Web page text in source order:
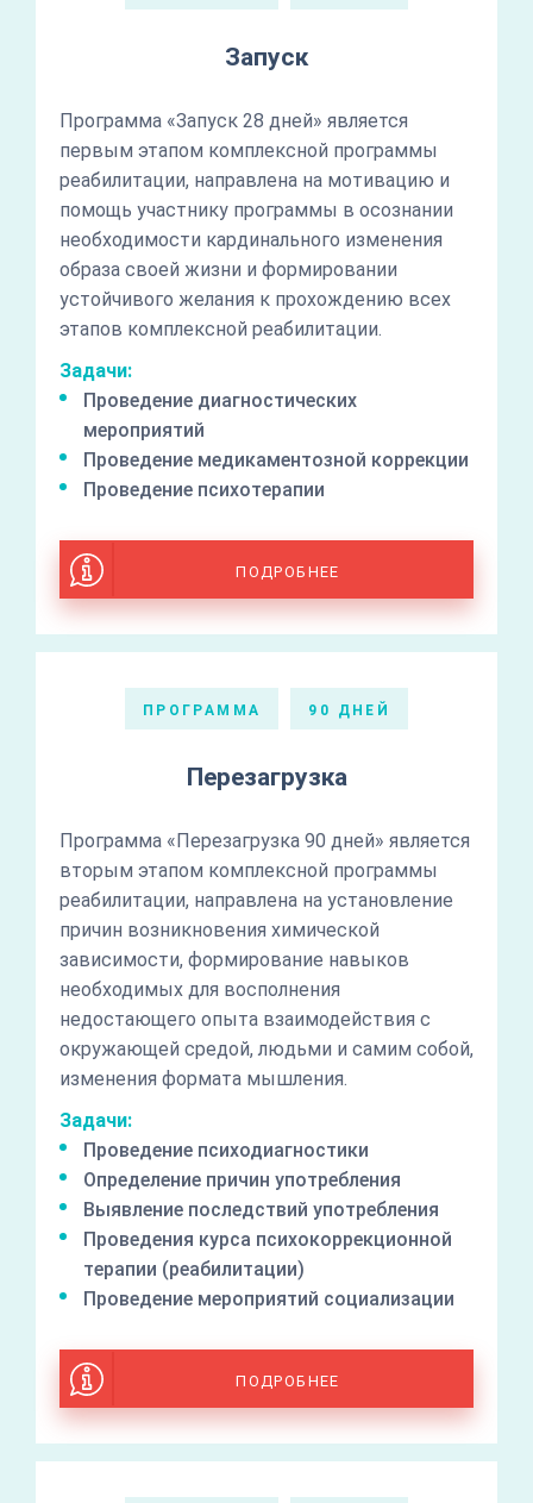
Запуск
Программа «Запуск 28 дней» является
первым этапом комплексной программы
реабилитации, направлена на мотивацию и
помощь участнику программы в осознании
необходимости кардинального изменения
образа своей жизни и формировании
устойчивого желания к прохождению всех
этапов комплексной реабилитации.
Задачи:
Проведение диагностических
мероприятий
Проведение медикаментозной коррекции
Проведение психотерапии
ПОДРОБНЕЕ
ПРОГРАММА 90 ДНЕЙ
Перезагрузка
Программа «Перезагрузка 90 дней» является
вторым этапом комплексной программы
реабилитации, направлена на установление
причин возникновения химической
зависимости, формирование навыков
необходимых для восполнения
недостающего опыта взаимодействия с
окружающей средой, людьми и самим собой,
изменения формата мышления.
Задачи:
Проведение психодиагностики
Определение причин употребления
Выявление последствий употребления
Проведения курса психокоррекционной
терапии (реабилитации)
Проведение мероприятий социализации
ПОДРОБНЕЕ